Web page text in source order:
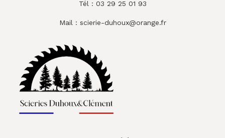
Tél : 03 29 25 01 93
Mail : scierie-duhoux@orange.fr